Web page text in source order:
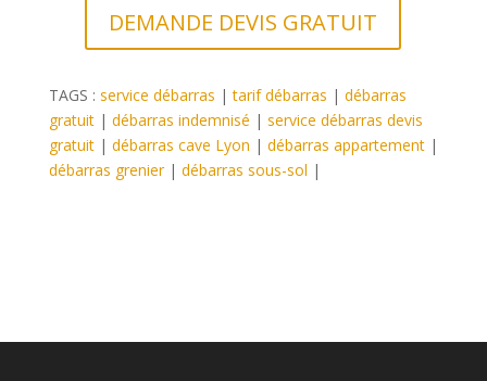
DEMANDE DEVIS GRATUIT
TAGS : service débarras |tarif débarras | débarras
gratuit| débarras indemnisé | service débarras devis
gratuit| débarras cave Lyon | débarras appartement|
débarras grenier| débarras sous-sol |